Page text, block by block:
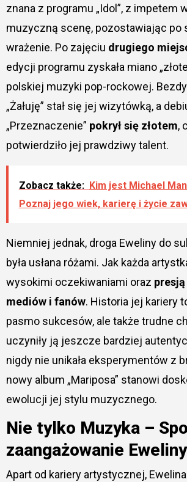
znana z programu „Idol”, z impetem
muzyczną scenę, pozostawiając po
wrażenie. Po zajęciu drugiego
edycji programu zyskała miano
polskiej muzyki pop-rockowej.
„Żałuję” stał się jej wizytówką, a
„Przeznaczenie” pokrył się złotem,
potwierdziło jej prawdziwy talent.
Zobacz także: Kim jest Michael
Poznaj jego wiek, karierę i życie
Niemniej jednak, droga Eweliny do
była usłana różami. Jak każda
wysokimi oczekiwaniami oraz
mediów i fanów. Historia jej kariery
pasmo sukcesów, ale także trudne
uczyniły ją jeszcze bardziej
nigdy nie unikała eksperymentów z
nowy album „Mariposa” stanowi
ewolucji jej stylu muzycznego.
Nie tylko Muzyka –
zaangażowanie
Apart od kariery artystycznej,